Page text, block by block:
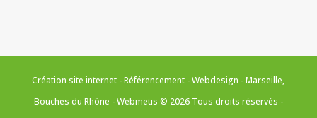
Création site internet - Référencement - Webdesign - Marseille,
Bouches du Rhône - Webmetis © 2026 Tous droits réservés -